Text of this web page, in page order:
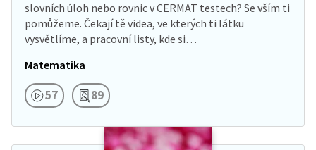
slovních úloh nebo rovnic v CERMAT testech? Se vším ti
pomůžeme. Čekají tě videa, ve kterých ti látku
vysvětlíme, a pracovní listy, kde si…
Matematika
57 89